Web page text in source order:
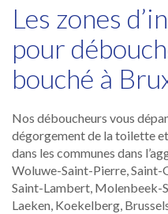
Les zones
pour
bouché à
Nos déboucheurs vous
dégorgement de la toilette
dans les communes dans
Woluwe-Saint-Pierre, Saint-
Saint-Lambert, Molenbeek-
Laeken, Koekelberg,